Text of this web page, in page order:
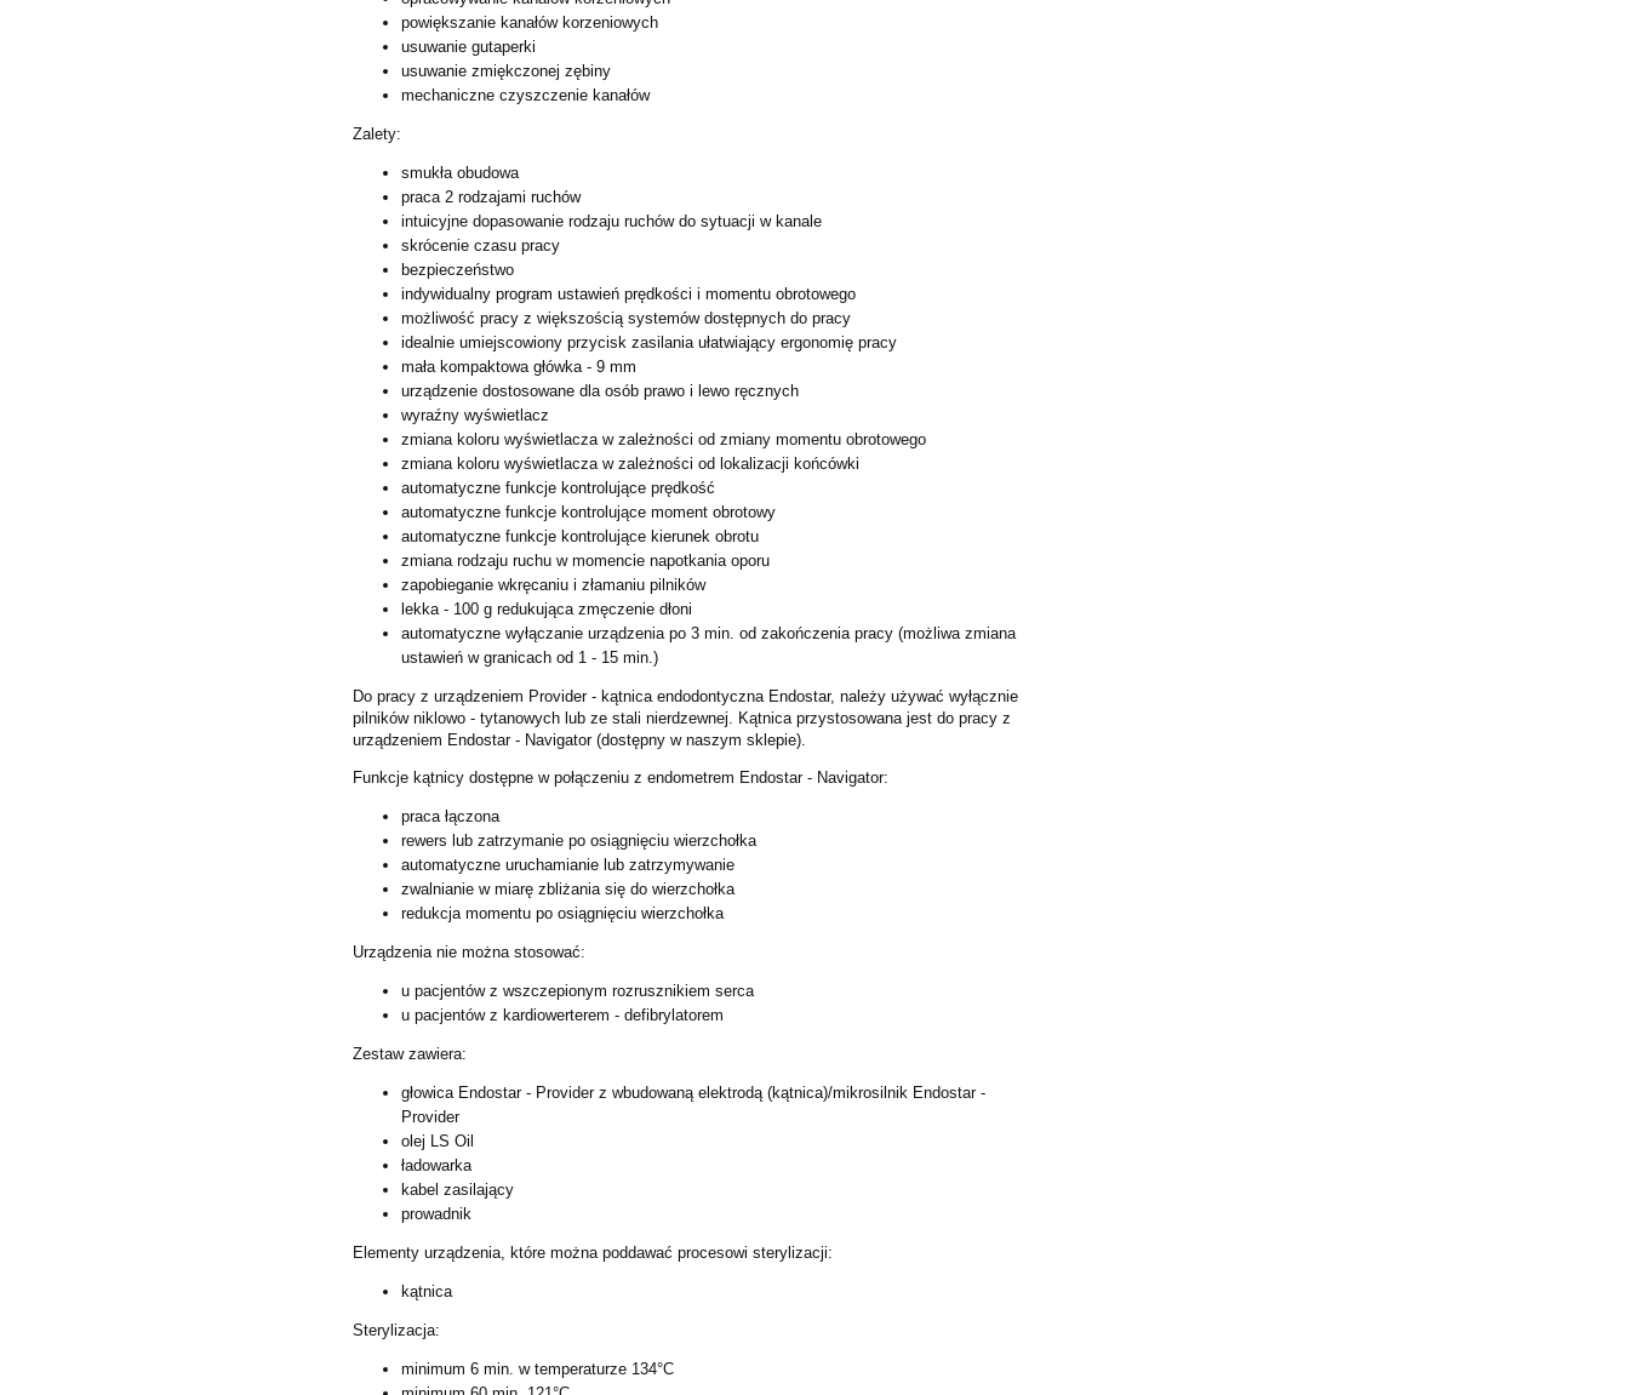
powiększanie kanałów korzeniowych
usuwanie gutaperki
usuwanie zmiękczonej zębiny
mechaniczne czyszczenie kanałów
Zalety:
smukła obudowa
praca 2 rodzajami ruchów
intuicyjne dopasowanie rodzaju ruchów do sytuacji w kanale
skrócenie czasu pracy
bezpieczeństwo
indywidualny program ustawień prędkości i momentu obrotowego
możliwość pracy z większością systemów dostępnych do pracy
idealnie umiejscowiony przycisk zasilania ułatwiający ergonomię pracy
mała kompaktowa główka - 9 mm
urządzenie dostosowane dla osób prawo i lewo ręcznych
wyraźny wyświetlacz
zmiana koloru wyświetlacza w zależności od zmiany momentu obrotowego
zmiana koloru wyświetlacza w zależności od lokalizacji końcówki
automatyczne funkcje kontrolujące prędkość
automatyczne funkcje kontrolujące moment obrotowy
automatyczne funkcje kontrolujące kierunek obrotu
zmiana rodzaju ruchu w momencie napotkania oporu
zapobieganie wkręcaniu i złamaniu pilników
lekka - 100 g redukująca zmęczenie dłoni
automatyczne wyłączanie urządzenia po 3 min. od zakończenia pracy (możliwa zmiana
ustawień w granicach od 1 - 15 min.)
Do pracy z urządzeniem Provider - kątnica endodontyczna Endostar, należy używaćwyłącznie
pilników niklowo - tytanowych lub ze stali nierdzewnej. Kątnica przystosowana jest do pracy z
urządzeniem Endostar - Navigator (dostępnyw naszym sklepie).
Funkcje kątnicy dostępne w połączeniu z endometrem Endostar - Navigator:
praca łączona
rewers lub zatrzymanie po osiągnięciu wierzchołka
automatyczne uruchamianie lub zatrzymywanie
zwalnianie w miarę zbliżania się do wierzchołka
redukcja momentu po osiągnięciu wierzchołka
Urządzenia nie można stosować:
u pacjentów z wszczepionym rozrusznikiem serca
u pacjentów z kardiowerterem - defibrylatorem
Zestaw zawiera:
głowica Endostar - Provider z wbudowaną elektrodą (kątnica)/mikrosilnik Endostar -
Provider
olej LS Oil
ładowarka
kabel zasilający
prowadnik
Elementy urządzenia, które można poddawać procesowi sterylizacji:
kątnica
Sterylizacja:
minimum 6 min. w temperaturze 134°C